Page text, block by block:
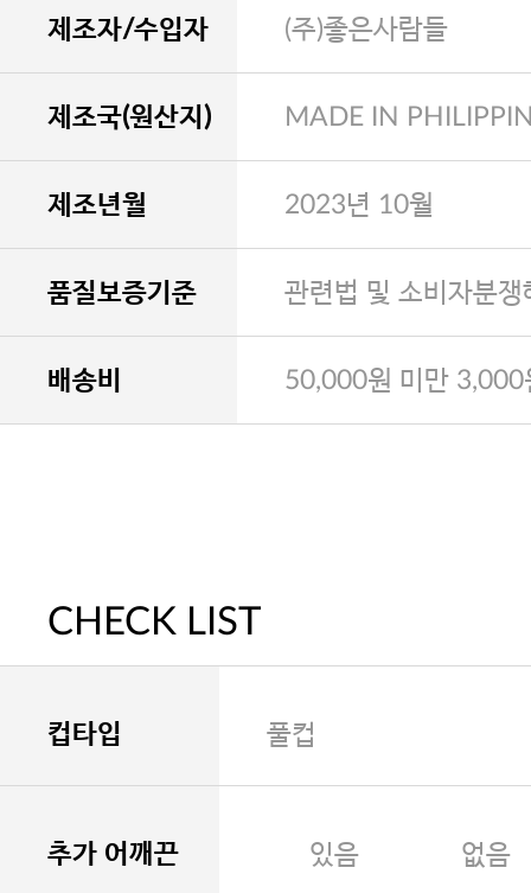
제조자/수입자 (주)좋은사람들
제조국(원산지) MADE IN
제조년월 2023년 10월
품질보증기준 관련법 및 소비자분
배송비 50,000원 미만 3,000
CHECK LIST
컵타입 풀컵
추가 어깨끈 있음 없음